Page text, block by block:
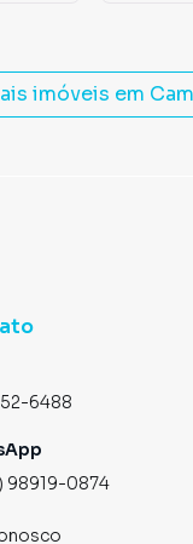
imóveis em
6488
98919-0874